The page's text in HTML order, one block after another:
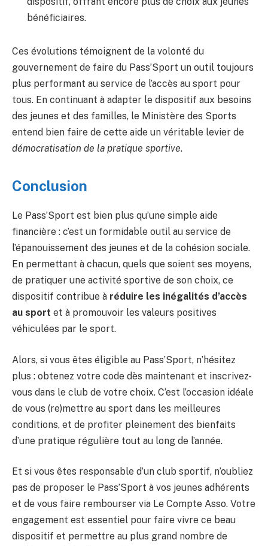
bénéficiaires.
Ces évolutions témoignent de la volonté du
gouvernement de faire du Pass’Sport un outil toujours
plus performant au service de l’accès au sport pour
tous. En continuant à adapter le dispositif aux besoins
des jeunes et des familles, le Ministère des Sports
entend bien faire de cette aide un véritable levier de
démocratisation de la pratique sportive.
Conclusion
Le Pass’Sport est bien plus qu’une simple aide
financière : c’est un formidable outil au service de
l’épanouissement des jeunes et de la cohésion sociale.
En permettant à chacun, quels que soient ses moyens,
de pratiquer une activité sportive de son choix, ce
dispositif contribue à réduire les inégalités d’accès
au sport et à promouvoir les valeurs positives
véhiculées par le sport.
Alors, si vous êtes éligible au Pass’Sport, n’hésitez
plus : obtenez votre code dès maintenant et inscrivez-
vous dans le club de votre choix. C’est l’occasion idéale
de vous (re)mettre au sport dans les meilleures
conditions, et de profiter pleinement des bienfaits
d’une pratique régulière tout au long de l’année.
Et si vous êtes responsable d’un club sportif, n’oubliez
pas de proposer le Pass’Sport à vos jeunes adhérents
et de vous faire rembourser via Le Compte Asso. Votre
engagement est essentiel pour faire vivre ce beau
dispositif et permettre au plus grand nombre de